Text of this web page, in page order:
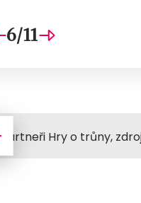
6/11
Partneři Hry o trůny,